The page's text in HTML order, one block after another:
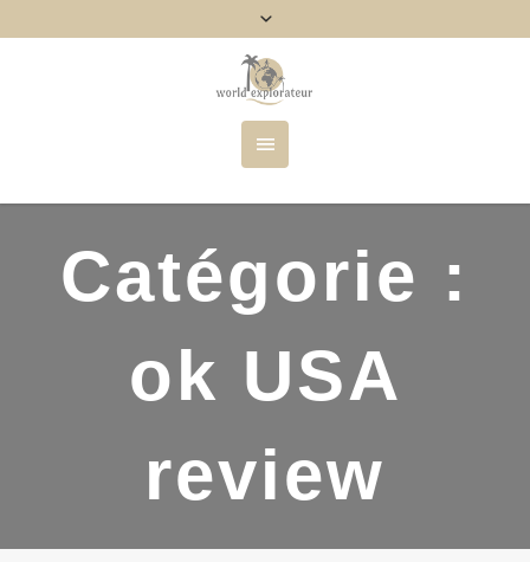
Catégorie :
ok USA
review